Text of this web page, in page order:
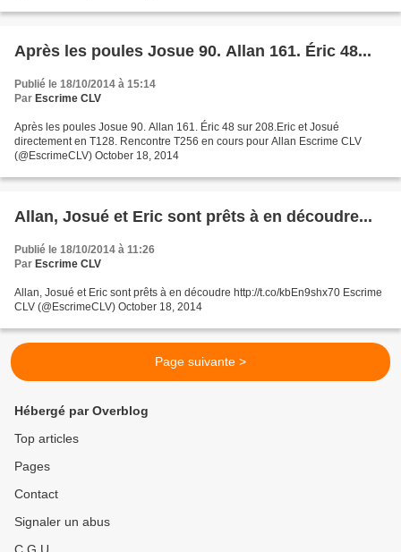
Après les poules Josue 90. Allan 161. Éric 48...
Publié le 18/10/2014 à 15:14
Par Escrime CLV
Après les poules Josue 90. Allan 161. Éric 48 sur 208.Eric et Josué
directement en T128. Rencontre T256 en cours pour Allan Escrime CLV
(@EscrimeCLV) October 18, 2014
Allan, Josué et Eric sont prêts à en découdre...
Publié le 18/10/2014 à 11:26
Par Escrime CLV
Allan, Josué et Eric sont prêts à en découdre http://t.co/kbEn9shx70 Escrime
CLV (@EscrimeCLV) October 18, 2014
Page suivante >
Hébergé par Overblog
Top articles
Pages
Contact
Signaler un abus